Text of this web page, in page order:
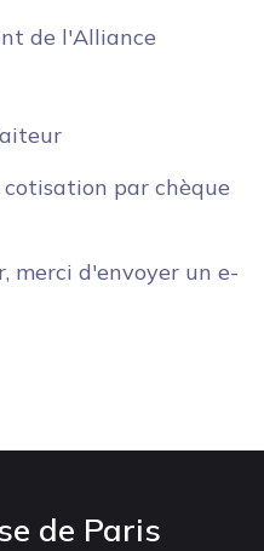
de l'Alliance
par chèque
merci d'envoyer un e-
de Paris